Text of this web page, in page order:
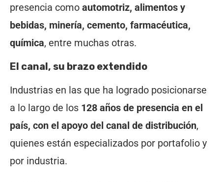
presencia como automotriz, alimentos y
bebidas, minería, cemento, farmacéutica,
química, entre muchas otras.
El canal, su brazo extendido
Industrias en las que ha logrado posicionarse
a lo largo de los 128 años de presencia en el
país, con el apoyo del canal de distribución,
quienes están especializados por portafolio y
por industria.